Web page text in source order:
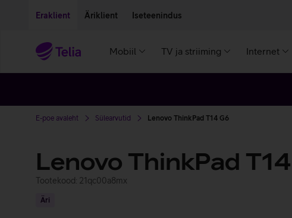
Eraklient Äriklient Iseteenindus
Mobiil TV ja striiming Internet
E-poe avaleht Sülearvutid Lenovo ThinkPad T14 G6
Lenovo ThinkPad
Tootekood: 21qc00a8mx
Äri